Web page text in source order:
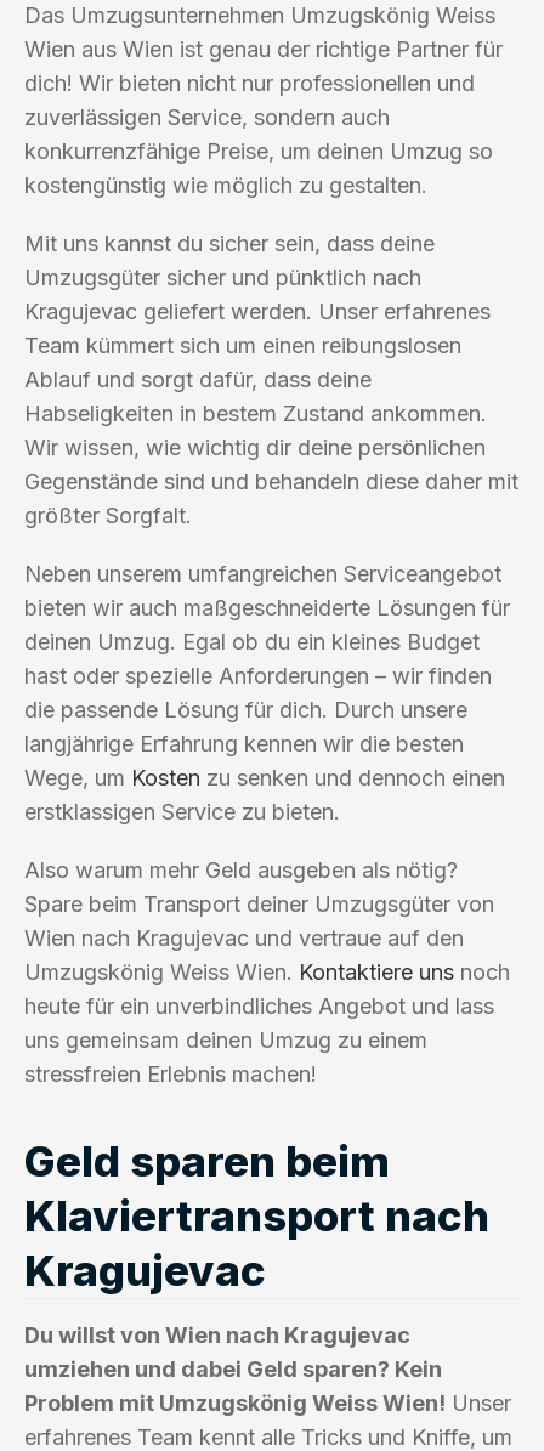
Das Umzugsunternehmen Umzugskönig Weiss
Wien aus Wien ist genau der richtige Partner für
dich! Wir bieten nicht nur professionellen und
zuverlässigen Service, sondern auch
konkurrenzfähige Preise, um deinen Umzug so
kostengünstig wie möglich zu gestalten.
Mit uns kannst du sicher sein, dass deine
Umzugsgüter sicher und pünktlich nach
Kragujevac geliefert werden. Unser erfahrenes
Team kümmert sich um einen reibungslosen
Ablauf und sorgt dafür, dass deine
Habseligkeiten in bestem Zustand ankommen.
Wir wissen, wie wichtig dir deine persönlichen
Gegenstände sind und behandeln diese daher mit
größter Sorgfalt.
Neben unserem umfangreichen Serviceangebot
bieten wir auch maßgeschneiderte Lösungen für
deinen Umzug. Egal ob du ein kleines Budget
hast oder spezielle Anforderungen – wir finden
die passende Lösung für dich. Durch unsere
langjährige Erfahrung kennen wir die besten
Wege, um Kosten zu senken und dennoch einen
erstklassigen Service zu bieten.
Also warum mehr Geld ausgeben als nötig?
Spare beim Transport deiner Umzugsgüter von
Wien nach Kragujevac und vertraue auf den
Umzugskönig Weiss Wien. Kontaktiere uns noch
heute für ein unverbindliches Angebot und lass
uns gemeinsam deinen Umzug zu einem
stressfreien Erlebnis machen!
Geld sparen beim
Klaviertransport nach
Kragujevac
Du willst von Wien nach Kragujevac
umziehen und dabei Geld sparen? Kein
Problem mit Umzugskönig Weiss Wien! Unser
erfahrenes Team kennt alle Tricks und Kniffe, um